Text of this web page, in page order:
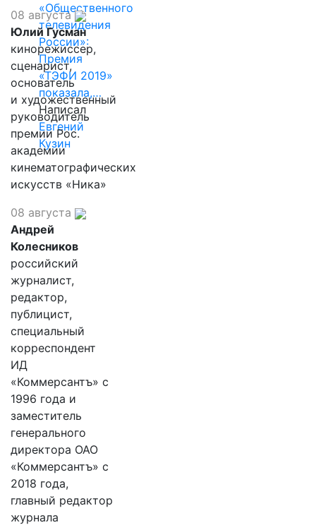
«Общественного
телевидения
России»:
Премия
«ТЭФИ 2019»
показала,…
Написал
Евгений
Кузин
08 августа
Юлий Гусман
кинорежиссер,
сценарист,
основатель
и художественный
руководитель
премии Рос.
академии
кинематографических
искусств «Ника»
08 августа
Андрей
Колесников
российский
журналист,
редактор,
публицист,
специальный
корреспондент
ИД
«Коммерсантъ» с
1996 года и
заместитель
генерального
директора ОАО
«Коммерсантъ» с
2018 года,
главный редактор
журнала